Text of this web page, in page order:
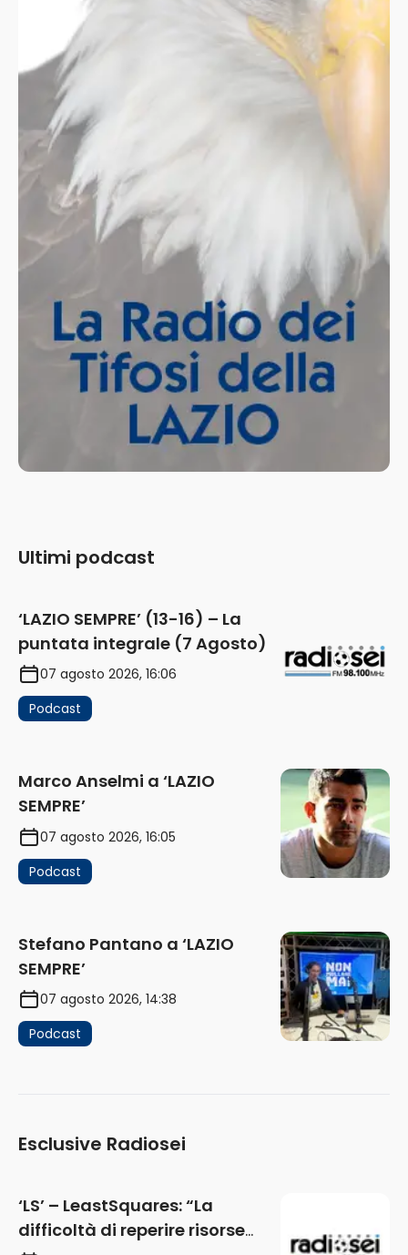
Ultimi podcast
‘LAZIO SEMPRE’ (13-16) – La
puntata integrale (7 Agosto)
07 agosto 2026, 16:06
Podcast
Marco Anselmi a ‘LAZIO
SEMPRE’
07 agosto 2026, 16:05
Podcast
Stefano Pantano a ‘LAZIO
SEMPRE’
07 agosto 2026, 14:38
Podcast
Esclusive Radiosei
‘LS’ – LeastSquares: “La
difficoltà di reperire risorse